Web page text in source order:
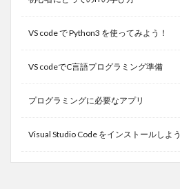
VS code で Python3 を使ってみよう！
VS codeでC言語プログラミング準備
プログラミングに必要なアプリ
Visual Studio Code をインストールしよう